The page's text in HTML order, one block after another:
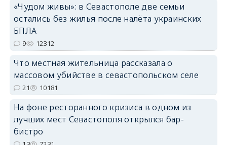
«Чудом живы»: в Севастополе две семьи
остались без жилья после налёта украинских
БПЛА
9 12312
Что местная жительница рассказала о
массовом убийстве в севастопольском селе
21 10181
На фоне ресторанного кризиса в одном из
лучших мест Севастополя открылся бар-
бистро